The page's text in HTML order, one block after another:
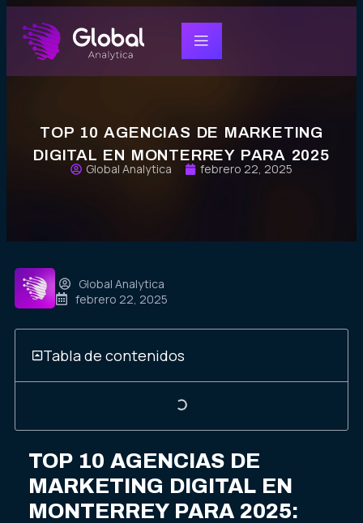
TOP 10 AGENCIAS DE MARKETING
DIGITAL EN MONTERREY PARA 2025
Global Analytica febrero 22, 2025
Global Analytica
febrero 22, 2025
Tabla de contenidos
TOP 10 AGENCIAS DE
MARKETING DIGITAL EN
MONTERREY PARA 2025: